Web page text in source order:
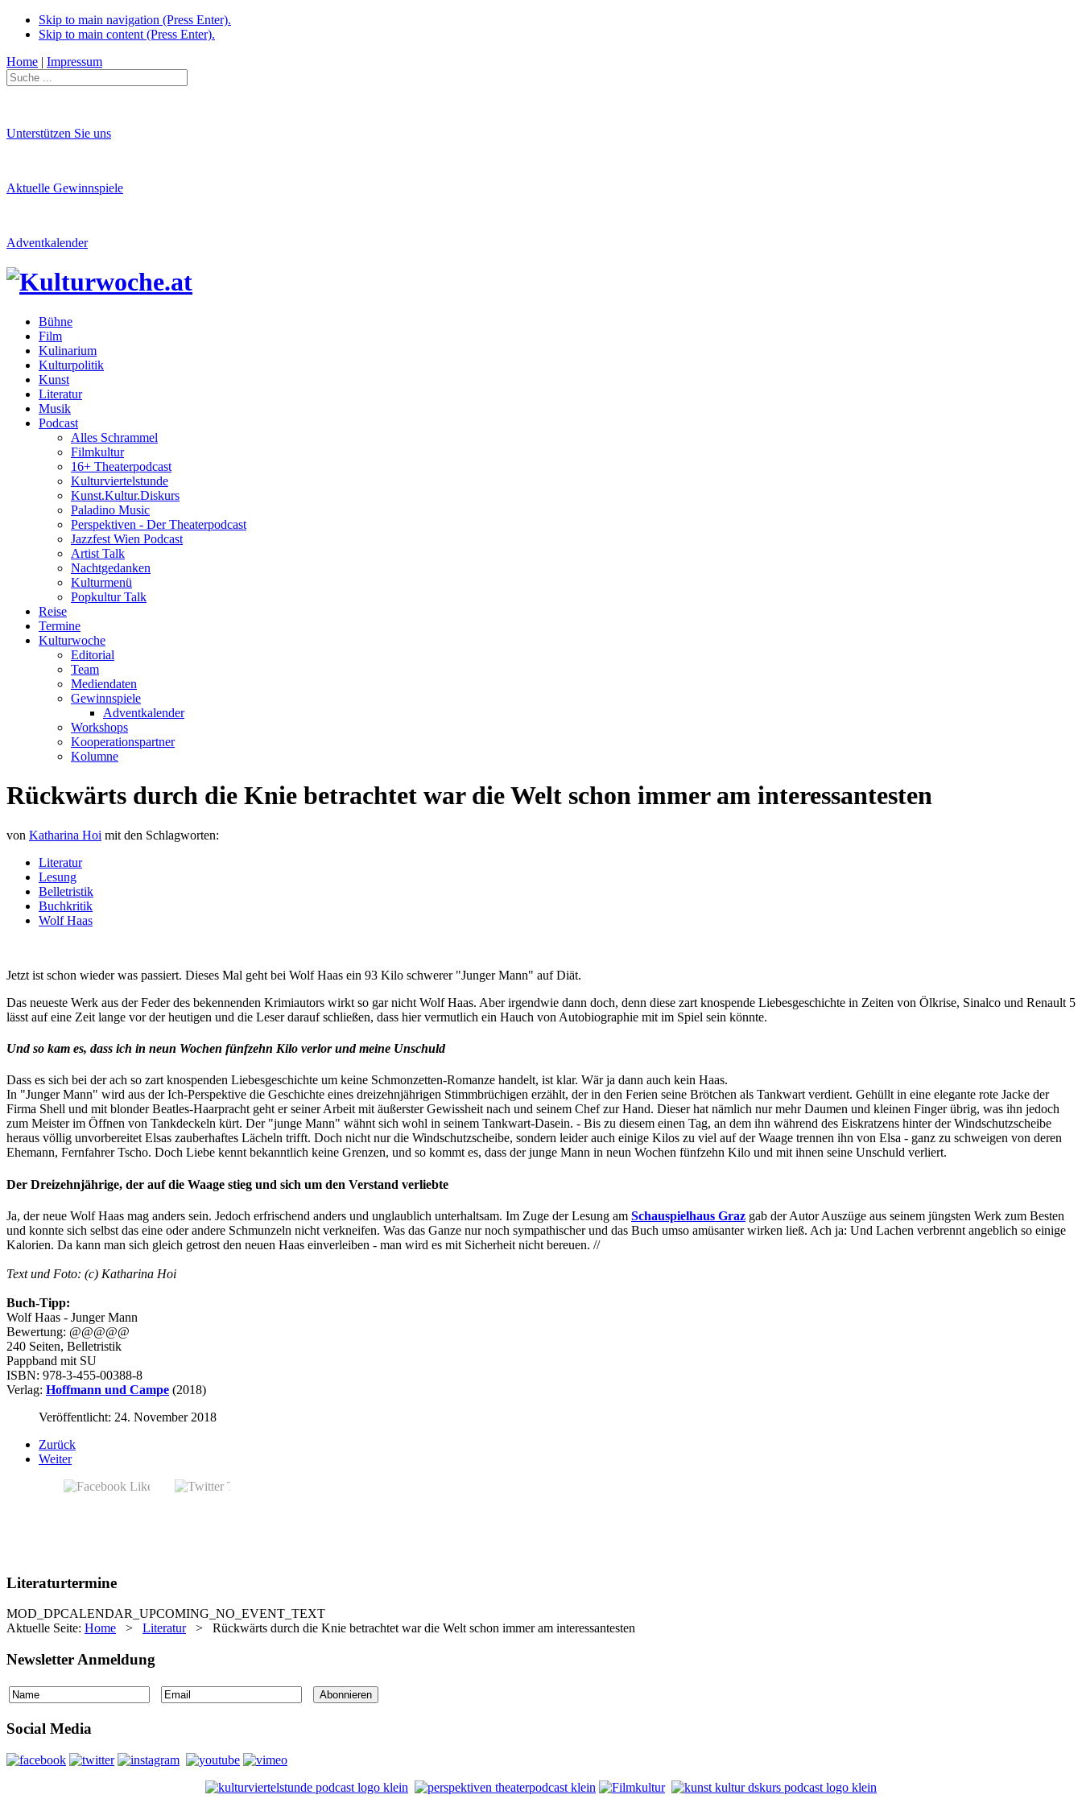
Skip to main navigation (Press Enter).
Skip to main content (Press Enter).
Home | Impressum
Unterstützen Sie uns
Aktuelle Gewinnspiele
Adventkalender
Bühne
Film
Kulinarium
Kulturpolitik
Kunst
Literatur
Musik
Podcast
Alles Schrammel
Filmkultur
16+ Theaterpodcast
Kulturviertelstunde
Kunst.Kultur.Diskurs
Paladino Music
Perspektiven - Der Theaterpodcast
Jazzfest Wien Podcast
Artist Talk
Nachtgedanken
Kulturmenü
Popkultur Talk
Reise
Termine
Kulturwoche
Editorial
Team
Mediendaten
Gewinnspiele
Adventkalender
Workshops
Kooperationspartner
Kolumne
Rückwärts durch die Knie betrachtet war die Welt schon immer am interessantesten
von Katharina Hoi mit den Schlagworten:
Literatur
Lesung
Belletristik
Buchkritik
Wolf Haas
Jetzt ist schon wieder was passiert. Dieses Mal geht bei Wolf Haas ein 93 Kilo schwerer "Junger Mann" auf Diät.
Das neueste Werk aus der Feder des bekennenden Krimiautors wirkt so gar nicht Wolf Haas. Aber irgendwie dann doch, denn diese zart knospende Liebesgeschichte in Zeiten von Ölkrise, Sinalco und Renault 5
lässt auf eine Zeit lange vor der heutigen und die Leser darauf schließen, dass hier vermutlich ein Hauch von Autobiographie mit im Spiel sein könnte.
Und so kam es, dass ich in neun Wochen fünfzehn Kilo verlor und meine Unschuld
Dass es sich bei der ach so zart knospenden Liebesgeschichte um keine Schmonzetten-Romanze handelt, ist klar. Wär ja dann auch kein Haas.
In "Junger Mann" wird aus der Ich-Perspektive die Geschichte eines dreizehnjährigen Stimmbrüchigen erzählt, der in den Ferien seine Brötchen als Tankwart verdient. Gehüllt in eine elegante rote Jacke der
Firma Shell und mit blonder Beatles-Haarpracht geht er seiner Arbeit mit äußerster Gewissheit nach und seinem Chef zur Hand. Dieser hat nämlich nur mehr Daumen und kleinen Finger übrig, was ihn jedoch
zum Meister im Öffnen von Tankdeckeln kürt. Der "junge Mann" wähnt sich wohl in seinem Tankwart-Dasein. - Bis zu diesem einen Tag, an dem ihn während des Eiskratzens hinter der Windschutzscheibe
heraus völlig unvorbereitet Elsas zauberhaftes Lächeln trifft. Doch nicht nur die Windschutzscheibe, sondern leider auch einige Kilos zu viel auf der Waage trennen ihn von Elsa - ganz zu schweigen von deren
Ehemann, Fernfahrer Tscho. Doch Liebe kennt bekanntlich keine Grenzen, und so kommt es, dass der junge Mann in neun Wochen fünfzehn Kilo und mit ihnen seine Unschuld verliert.
Der Dreizehnjährige, der auf die Waage stieg und sich um den Verstand verliebte
Ja, der neue Wolf Haas mag anders sein. Jedoch erfrischend anders und unglaublich unterhaltsam. Im Zuge der Lesung am Schauspielhaus Graz gab der Autor Auszüge aus seinem jüngsten Werk zum Besten
und konnte sich selbst das eine oder andere Schmunzeln nicht verkneifen. Was das Ganze nur noch sympathischer und das Buch umso amüsanter wirken ließ. Ach ja: Und Lachen verbrennt angeblich so einige
Kalorien. Da kann man sich gleich getrost den neuen Haas einverleiben - man wird es mit Sicherheit nicht bereuen. //
Text und Foto: (c) Katharina Hoi
Buch-Tipp:
Wolf Haas - Junger Mann
Bewertung: @@@@@
240 Seiten, Belletristik
Pappband mit SU
ISBN: 978-3-455-00388-8
Verlag: Hoffmann und Campe (2018)
Veröffentlicht: 24. November 2018
Zurück
Weiter
Literaturtermine
MOD_DPCALENDAR_UPCOMING_NO_EVENT_TEXT
Aktuelle Seite: Home > Literatur > Rückwärts durch die Knie betrachtet war die Welt schon immer am interessantesten
Newsletter Anmeldung
Social Media